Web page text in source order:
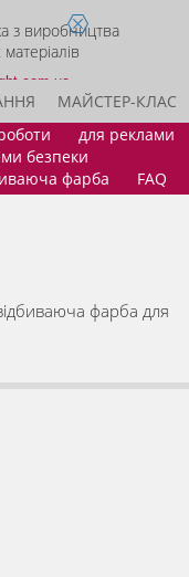
з виробництва
матеріалів
МАЙСТЕР-КЛАС
КОНТАКТИ
для реклами
безпеки
фарба FAQ
фарба для